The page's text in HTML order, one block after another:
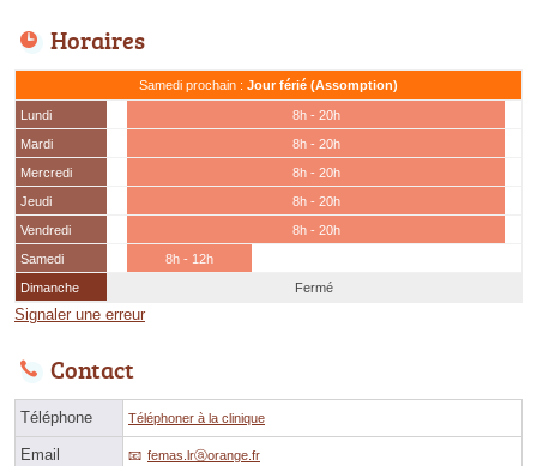
Horaires
Samedi prochain : Jour férié (Assomption)
Lundi
8h - 20h
Mardi
8h - 20h
Mercredi
8h - 20h
Jeudi
8h - 20h
Vendredi
8h - 20h
Samedi
8h - 12h
Dimanche
Fermé
Signaler une erreur
Contact
Téléphone Téléphoner à la clinique
Email femas.lrⓐorange.fr